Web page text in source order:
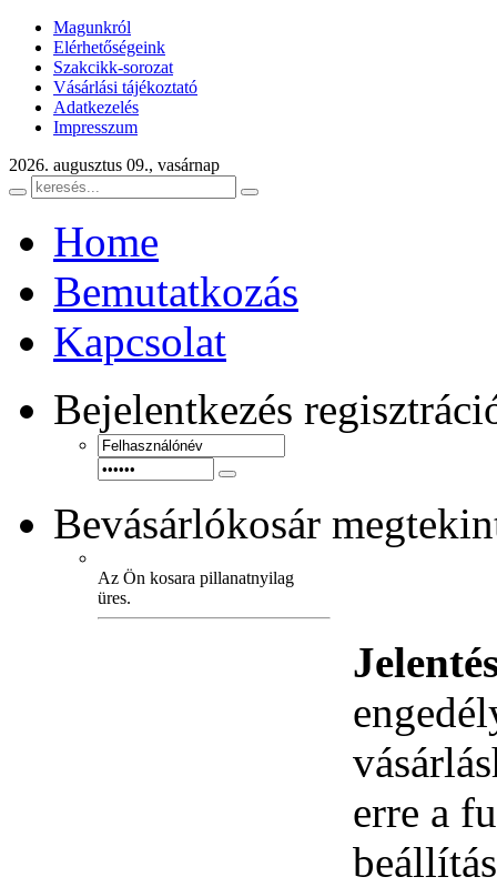
Magunkról
Elérhetőségeink
Szakcikk-sorozat
Vásárlási tájékoztató
Adatkezelés
Impresszum
2026. augusztus 09., vasárnap
Home
Bemutatkozás
Kapcsolat
Bejelentkezés
Bevásárlókosár
Az Ön kosara pillanatnyilag
üres.
erre a